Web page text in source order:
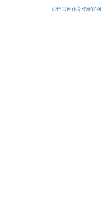
沙巴官网体育登录官网